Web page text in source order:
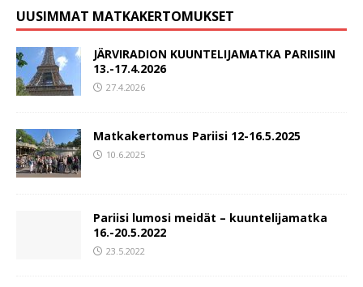
UUSIMMAT MATKAKERTOMUKSET
JÄRVIRADION KUUNTELIJAMATKA PARIISIIN
13.-17.4.2026
27.4.2026
Matkakertomus Pariisi 12-16.5.2025
10.6.2025
Pariisi lumosi meidät – kuuntelijamatka
16.-20.5.2022
23.5.2022